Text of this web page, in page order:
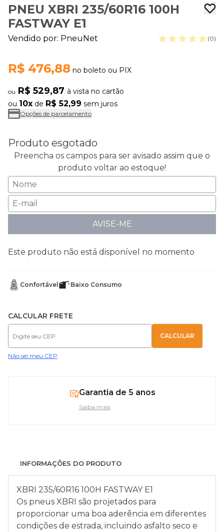
PNEU XBRI 235/60R16 100H
FASTWAY E1
Vendido por: PneuNet (0)
R$ 476,88 no boleto ou PIX
ou R$ 529,87 à vista no cartão
ou 10x de R$ 52,99 sem juros
Opções de parcelamento
Produto esgotado
Preencha os campos para ser avisado assim que o
produto voltar ao estoque!
AVISE-ME
Este produto não está disponível no momento
Confortável Baixo Consumo
CALCULAR FRETE
Não sei meu CEP
Garantia de 5 anos
Saiba mais
INFORMAÇÕES DO PRODUTO
XBRI 235/60R16 100H FASTWAY E1
Os pneus XBRI são projetados para
proporcionar uma boa aderência em diferentes
condições de estrada, incluindo asfalto seco e